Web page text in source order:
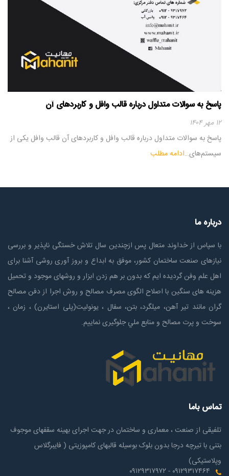
پاسخ به سوالات متداول درباره قالب وافل و کاربردهای آن
۱۲ مهر ۱۴۰۴
پاسخ به سوالات متداول درباره قالب وافل و کاربردهای آن قالب وافل یکی از
سیستم‌های…ادامه مطلب
درباره ما
با سپاس از خداوند متعال پس ازچندين سال تلاش خستگی ناپذير و بررسی
نیازهای صنعت ساختمان كشور، موفق به ابداع و بروز آوری روشی آشنا برای
اهل علم وفن گردیده ایم که بدون بر هم زدن ابزار و روشهای موجود و تحمیل
هزینه های سنگین با اصلاح الگوی مصرف مصالح و روش اجرا از دفن مصالح
گران مانند تیر آهن، میلگرد، بتن، سفال ، یونولیت(پلی استايرن) ، زمان ،
سوخت و پرت مصالح و منابع ملي جلوگیری نماییم.
تماس باما
تلفیقی از صنعت ، معماری و ساختمان در جهت اجرای بهینه سقفهای موجوف
بتنی با تیرچه درجا بدون بلوک بوسیله قالبهای کامپوزیتی ( فایبرگلاس
وپلاستیکی)
۰۹۱۲۹۳۱۷۴۶۴ - ۰۹۱۲۹۳۱۷۹۷۲